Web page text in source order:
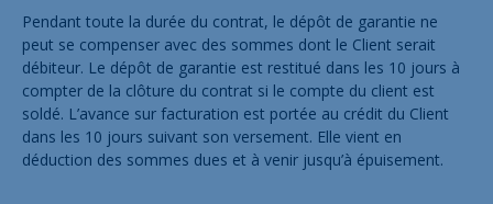
Pendant toute la durée du contrat, le dépôt de garantie ne
peut se compenser avec des sommes dont le Client serait
débiteur. Le dépôt de garantie est restitué dans les 10 jours à
compter de la clôture du contrat si le compte du client est
soldé. L’avance sur facturation est portée au crédit du Client
dans les 10 jours suivant son versement. Elle vient en
déduction des sommes dues et à venir jusqu’à épuisement.